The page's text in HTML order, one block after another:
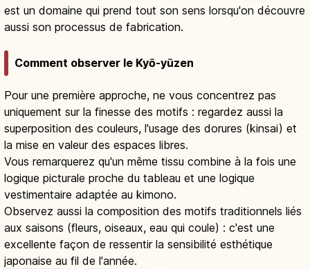
est un domaine qui prend tout son sens lorsqu'on découvre
aussi son processus de fabrication.
Comment observer le Kyō-yūzen
Pour une première approche, ne vous concentrez pas
uniquement sur la finesse des motifs : regardez aussi la
superposition des couleurs, l'usage des dorures (kinsai) et
la mise en valeur des espaces libres.
Vous remarquerez qu'un même tissu combine à la fois une
logique picturale proche du tableau et une logique
vestimentaire adaptée au kimono.
Observez aussi la composition des motifs traditionnels liés
aux saisons (fleurs, oiseaux, eau qui coule) : c'est une
excellente façon de ressentir la sensibilité esthétique
japonaise au fil de l'année.